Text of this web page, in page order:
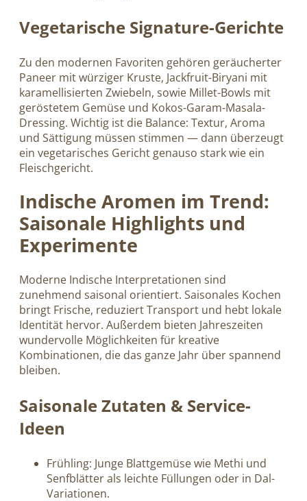
Vegetarische Signature-Gerichte
Zu den modernen Favoriten gehören geräucherter
Paneer mit würziger Kruste, Jackfruit-Biryani mit
karamellisierten Zwiebeln, sowie Millet-Bowls mit
geröstetem Gemüse und Kokos-Garam-Masala-
Dressing. Wichtig ist die Balance: Textur, Aroma
und Sättigung müssen stimmen — dann überzeugt
ein vegetarisches Gericht genauso stark wie ein
Fleischgericht.
Indische Aromen im Trend:
Saisonale Highlights und
Experimente
Moderne Indische Interpretationen sind
zunehmend saisonal orientiert. Saisonales Kochen
bringt Frische, reduziert Transport und hebt lokale
Identität hervor. Außerdem bieten Jahreszeiten
wundervolle Möglichkeiten für kreative
Kombinationen, die das ganze Jahr über spannend
bleiben.
Saisonale Zutaten & Service-
Ideen
Frühling: Junge Blattgemüse wie Methi und
Senfblätter als leichte Füllungen oder in Dal-
Variationen.